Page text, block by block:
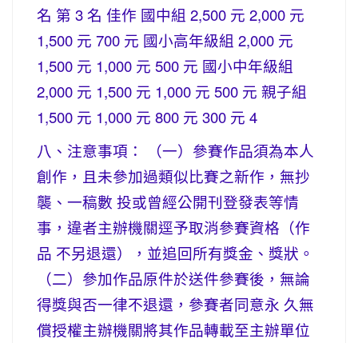
名 第 3 名 佳作 國中組 2,500 元 2,000 元
1,500 元 700 元 國小高年級組 2,000 元
1,500 元 1,000 元 500 元 國小中年級組
2,000 元 1,500 元 1,000 元 500 元 親子組
1,500 元 1,000 元 800 元 300 元 4
八、注意事項： （一）參賽作品須為本人
創作，且未參加過類似比賽之新作，無抄
襲、一稿數 投或曾經公開刊登發表等情
事，違者主辦機關逕予取消參賽資格（作
品 不另退還），並追回所有獎金、獎狀。
（二）參加作品原件於送件參賽後，無論
得獎與否一律不退還，參賽者同意永 久無
償授權主辦機關將其作品轉載至主辦單位